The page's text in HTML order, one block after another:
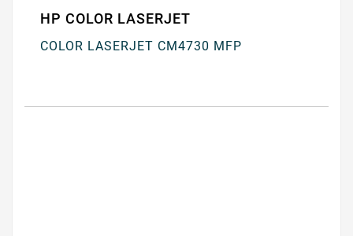
HP COLOR LASERJET
COLOR LASERJET CM4730 MFP